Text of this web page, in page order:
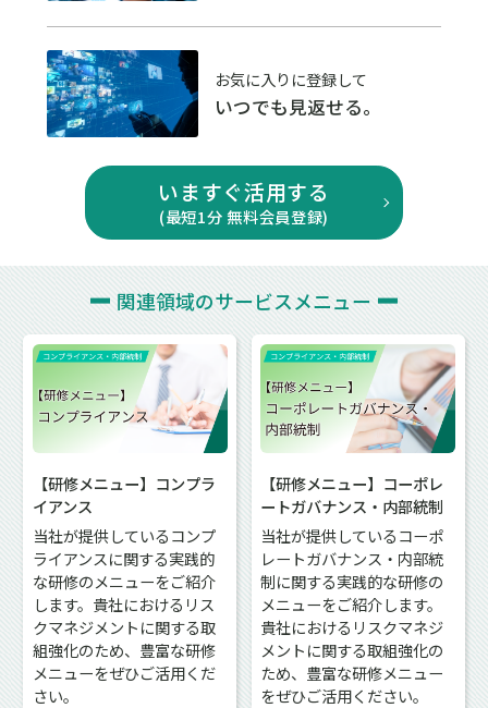
お気に入りに登録して
いつでも見返せる。
いますぐ活用する
(最短1分 無料会員登録)
関連領域のサービスメニュー
【研修メニュー】コンプラ
イアンス
当社が提供しているコンプ
ライアンスに関する実践的
な研修のメニューをご紹介
します。貴社におけるリス
クマネジメントに関する取
組強化のため、豊富な研修
メニューをぜひご活用くだ
さい。
【研修メニュー】コーポレ
ートガバナンス・内部統制
当社が提供しているコーポ
レートガバナンス・内部統
制に関する実践的な研修の
メニューをご紹介します。
貴社におけるリスクマネジ
メントに関する取組強化の
ため、豊富な研修メニュー
をぜひご活用ください。